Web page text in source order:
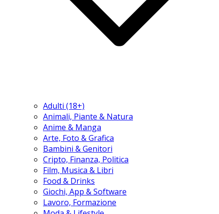
Adulti (18+)
Animali, Piante & Natura
Anime & Manga
Arte, Foto & Grafica
Bambini & Genitori
Cripto, Finanza, Politica
Film, Musica & Libri
Food & Drinks
Giochi, App & Software
Lavoro, Formazione